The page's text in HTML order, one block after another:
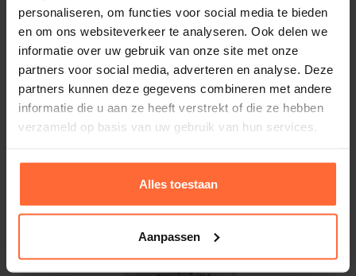
personaliseren, om functies voor social media te bieden
en om ons websiteverkeer te analyseren. Ook delen we
informatie over uw gebruik van onze site met onze
partners voor social media, adverteren en analyse. Deze
partners kunnen deze gegevens combineren met andere
informatie die u aan ze heeft verstrekt of die ze hebben
verzameld op basis van uw gebruik van hun services.
Alles toestaan
Aanpassen
Geurspray Rento berken
7,30 ca. 1–2 werkdagen